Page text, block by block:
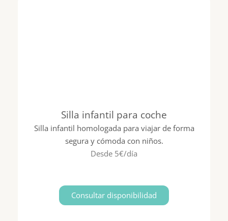
Silla infantil para coche
Silla infantil homologada para viajar de forma
segura y cómoda con niños.
Desde 5€/día
Consultar disponibilidad